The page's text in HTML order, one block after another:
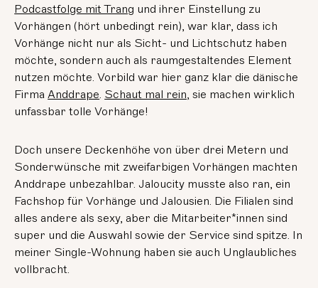
Podcastfolge mit Trang und ihrer Einstellung zu
Vorhängen (hört unbedingt rein), war klar, dass ich
Vorhänge nicht nur als Sicht- und Lichtschutz haben
möchte, sondern auch als raumgestaltendes Element
nutzen möchte. Vorbild war hier ganz klar die dänische
FirmaAnddrape. Schaut mal rein, sie machen wirklich
unfassbar tolle Vorhänge!
Doch unsere Deckenhöhe von über drei Metern und
Sonderwünsche mit zweifarbigen Vorhängen machten
Anddrape unbezahlbar. Jaloucity musste also ran, ein
Fachshop für Vorhänge und Jalousien. Die Filialen sind
alles andere als sexy, aber die Mitarbeiter*innen sind
super und die Auswahl sowie der Service sind spitze. In
meiner Single-Wohnung haben sie auch Unglaubliches
vollbracht.